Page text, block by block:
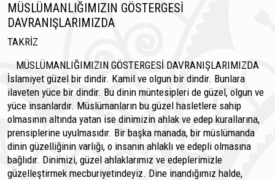
MÜSLÜMANLIĞIMIZIN GÖSTERGESİ
DAVRANIŞLARIMIZDA
TAKRİZ
MÜSLÜMANLIĞIMIZIN GÖSTERGESİ DAVRANIŞLARIMIZDA
İslamiyet güzel bir dindir. Kamil ve olgun bir dindir. Bunlara
ilaveten yüce bir dindir. Bu dinin müntesipleri de güzel, olgun ve
yüce insanlardır. Müslümanların bu güzel hasletlere sahip
olmasının altında yatan ise dinimizin ahlak ve edep kurallarına,
prensiplerine uyulmasıdır. Bir başka manada, bir müslümanda
dinin güzelliğinin varlığı, o insanın ahlaklı ve edepli olmasına
bağlıdır. Dinimizi, güzel ahlakla­rımız ve edeplerimizle
güzelleştirmek mecburiyetindeyiz. Di­ne inandığımız halde,